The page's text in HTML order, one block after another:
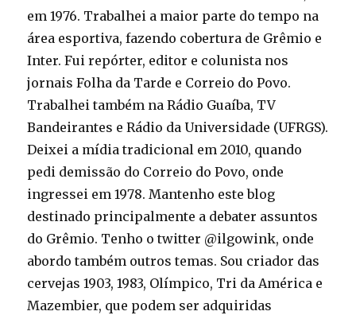
em 1976. Trabalhei a maior parte do tempo na
área esportiva, fazendo cobertura de Grêmio e
Inter. Fui repórter, editor e colunista nos
jornais Folha da Tarde e Correio do Povo.
Trabalhei também na Rádio Guaíba, TV
Bandeirantes e Rádio da Universidade (UFRGS).
Deixei a mídia tradicional em 2010, quando
pedi demissão do Correio do Povo, onde
ingressei em 1978. Mantenho este blog
destinado principalmente a debater assuntos
do Grêmio. Tenho o twitter @ilgowink, onde
abordo também outros temas. Sou criador das
cervejas 1903, 1983, Olímpico, Tri da América e
Mazembier, que podem ser adquiridas